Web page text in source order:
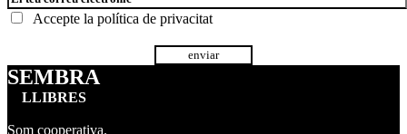
Accepte la política de privacitat
SEMBRA
LLIBRES
Som cooperativa.